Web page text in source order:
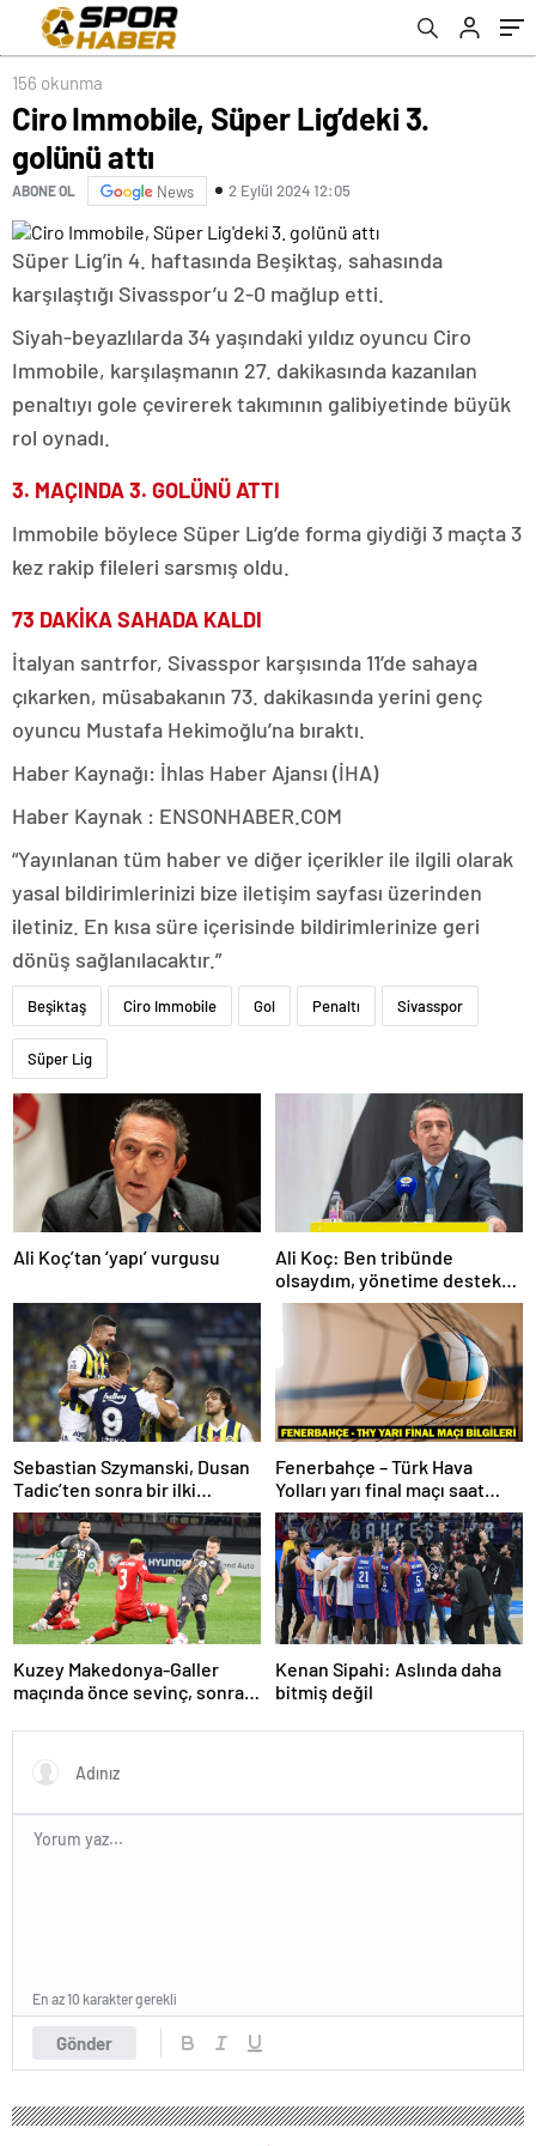
156 okunma
Ciro Immobile, Süper Lig’deki 3.
golünü attı
ABONE OL News 2 Eylül 2024 12:05
Süper Lig’in 4. haftasında Beşiktaş, sahasında
karşılaştığı Sivasspor’u 2-0 mağlup etti.
Siyah-beyazlılarda 34 yaşındaki yıldız oyuncu Ciro
Immobile, karşılaşmanın 27. dakikasında kazanılan
penaltıyı gole çevirerek takımının galibiyetinde büyük
rol oynadı.
3. MAÇINDA 3. GOLÜNÜ ATTI
Immobile böylece Süper Lig’de forma giydiği 3 maçta 3
kez rakip fileleri sarsmış oldu.
73 DAKİKA SAHADA KALDI
İtalyan santrfor, Sivasspor karşısında 11’de sahaya
çıkarken, müsabakanın 73. dakikasında yerini genç
oyuncu Mustafa Hekimoğlu’na bıraktı.
Haber Kaynağı: İhlas Haber Ajansı (İHA)
Haber Kaynak : ENSONHABER.COM
“Yayınlanan tüm haber ve diğer içerikler ile ilgili olarak
yasal bildirimlerinizi bize iletişim sayfası üzerinden
iletiniz. En kısa süre içerisinde bildirimlerinize geri
dönüş sağlanılacaktır.”
Beşiktaş Ciro Immobile Gol Penaltı Sivasspor
Süper Lig
Ali Koç’tan ‘yapı’ vurgusu
Ali Koç: Ben tribünde
olsaydım, yönetime destek
olurdum
Sebastian Szymanski, Dusan
Tadic’ten sonra bir ilki
gerçekleştirecek
Fenerbahçe – Türk Hava
Yolları yarı final maçı saat
kaçta, hangi kanalda? Kupa
Voley dörtlü final heyecanı!
Kuzey Makedonya-Galler
maçında önce sevinç, sonra
Kenan Sipahi: Aslında daha
bitmiş değil
Gönder
En az 10 karakter gerekli